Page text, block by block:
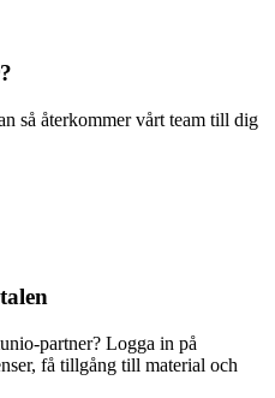
så återkommer vårt team till dig
partner? Logga in på
få tillgång till material och